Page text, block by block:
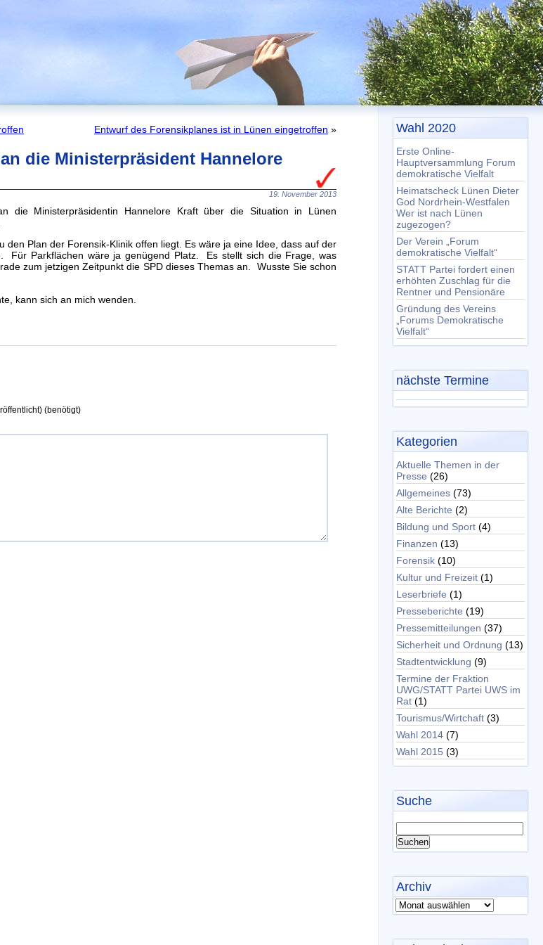
Wahl 2020
Erste Online-
Hauptversammlung Forum
demokratische Vielfalt
Heimatscheck Lünen Dieter
God Nordrhein-Westfalen
Wer ist nach Lünen
zugezogen?
Der Verein „Forum
demokratische Vielfalt“
STATT Partei fordert einen
erhöhten Zuschlag für die
Rentner und Pensionäre
Gründung des Vereins
„Forums Demokratische
Vielfalt“
nächste Termine
Kategorien
Aktuelle Themen in der
Presse (26)
Allgemeines (73)
Alte Berichte (2)
Bildung und Sport (4)
Finanzen (13)
Forensik (10)
Kultur und Freizeit (1)
Leserbriefe (1)
Presseberichte (19)
Pressemitteilungen (37)
Sicherheit und Ordnung (13)
Stadtentwicklung (9)
Termine der Fraktion
UWG/STATT Partei UWS im
Rat (1)
Tourismus/Wirtchaft (3)
Wahl 2014 (7)
Wahl 2015 (3)
Suche
Archiv
Archiv
Entwurf des Forensikplanes ist in Lünen eingetroffen »
die Ministerpräsident Hannelore
19. November 2013
die Ministerpräsidentin Hannelore Kraft über die Situation in Lünen
den Plan der Forensik-Klinik offen liegt. Es wäre ja eine Idee, dass auf der
Für Parkflächen wäre ja genügend Platz. Es stellt sich die Frage, was
zum jetzigen Zeitpunkt die SPD dieses Themas an. Wusste Sie schon
kann sich an mich wenden.
(benötigt)